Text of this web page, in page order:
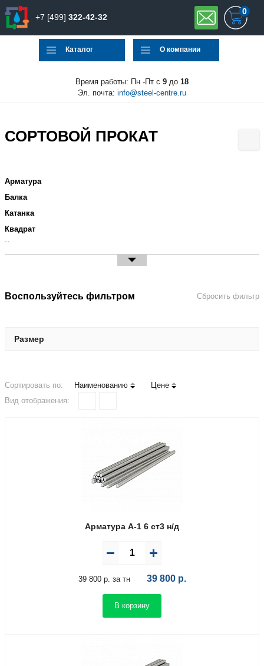
+7 [499] 322-42-32
0
Каталог О компании
Время работы: Пн -Пт с 9 до 18
Эл. почта: info@steel-centre.ru
СОРТОВОЙ ПРОКАТ
Арматура
Балка
Катанка
Квадрат
Круг
Уголок
Шпунт Ларсена
Воспользуйтесь фильтром Сбросить фильтр
Размер
Сортировать по: Наименованию
Цене
Вид отображения:
Арматура А-1 6 ст3 н/д
39 800 р. за тн 39 800р.
В корзину